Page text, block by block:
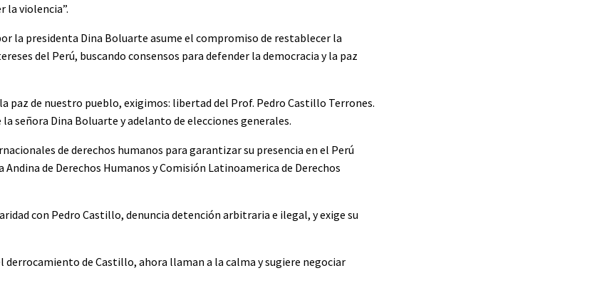
la violencia”.
la presidenta Dina Boluarte asume el compromiso de restablecer la
del Perú, buscando consensos para defender la democracia y la paz
paz de nuestro pueblo, exigimos: libertad del Prof. Pedro Castillo Terrones.
señora Dina Boluarte y adelanto de elecciones generales.
de derechos humanos para garantizar su presencia en el Perú
de Derechos Humanos y Comisión Latinoamerica de Derechos
con Pedro Castillo, denuncia detención arbitraria e ilegal, y exige su
derrocamiento de Castillo, ahora llaman a la calma y sugiere negociar